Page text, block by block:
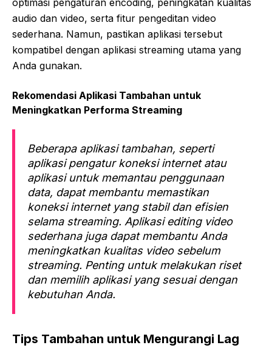
optimasi pengaturan encoding, peningkatan kualitas
audio dan video, serta fitur pengeditan video
sederhana. Namun, pastikan aplikasi tersebut
kompatibel dengan aplikasi streaming utama yang
Anda gunakan.
Rekomendasi Aplikasi Tambahan untuk
Meningkatkan Performa Streaming
Beberapa aplikasi tambahan, seperti
aplikasi pengatur koneksi internet atau
aplikasi untuk memantau penggunaan
data, dapat membantu memastikan
koneksi internet yang stabil dan efisien
selama streaming. Aplikasi editing video
sederhana juga dapat membantu Anda
meningkatkan kualitas video sebelum
streaming. Penting untuk melakukan riset
dan memilih aplikasi yang sesuai dengan
kebutuhan Anda.
Tips Tambahan untuk Mengurangi Lag